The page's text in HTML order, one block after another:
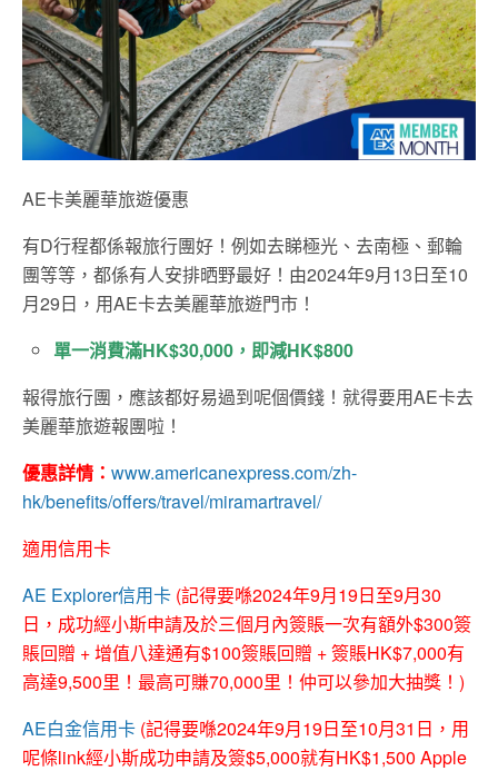
AE卡美麗華旅遊優惠
有D行程都係報旅行團好！例如去睇極光、去南極、郵輪
團等等，都係有人安排晒野最好！由2024年9月13日至10
月29日，用AE卡去美麗華旅遊門市！
單一消費滿HK$30,000，即減HK$800
報得旅行團，應該都好易過到呢個價錢！就得要用AE卡去
美麗華旅遊報團啦！
優惠詳情： www.americanexpress.com/zh-
hk/benefits/offers/travel/miramartravel/
適用信用卡
AE Explorer信用卡 (記得要喺2024年9月19日至9月30
日，成功經小斯申請及於三個月內簽賬一次有額外$300簽
賬回贈 + 增值八達通有$100簽賬回贈 + 簽賬HK$7,000有
高達9,500里！最高可賺70,000里！仲可以參加大抽獎！)
AE白金信用卡 (記得要喺2024年9月19日至10月31日，用
呢條link經小斯成功申請及簽$5,000就有HK$1,500 Apple